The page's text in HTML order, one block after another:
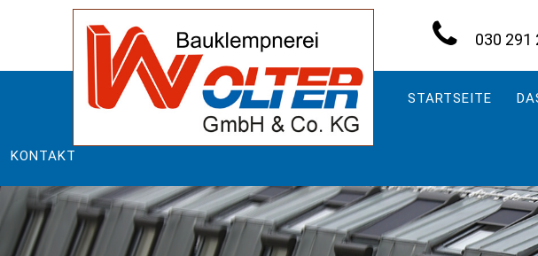
030 291
überspringen
STARTSEITE
KONTAKT